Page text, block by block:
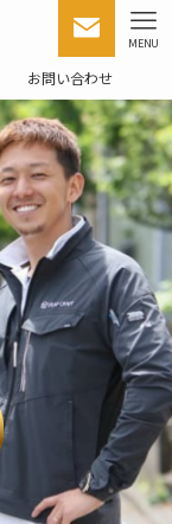
MENU
お問い合わせ